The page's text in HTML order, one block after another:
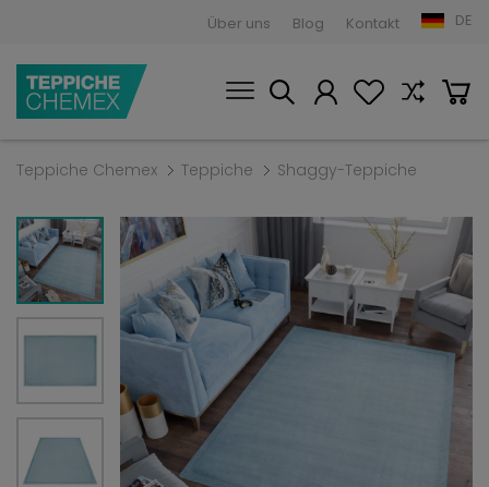
Über uns Blog Kontakt DE
Teppiche Chemex Teppiche Shaggy-Teppiche